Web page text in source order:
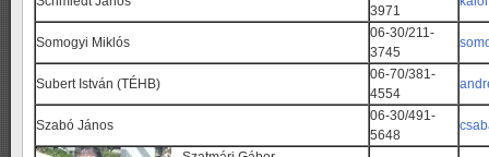
3971
Somogyi Miklós
06-30/211-
3745
Subert István (TÉHB)
06-70/381-
4554
Szabó János
06-30/491-
5648